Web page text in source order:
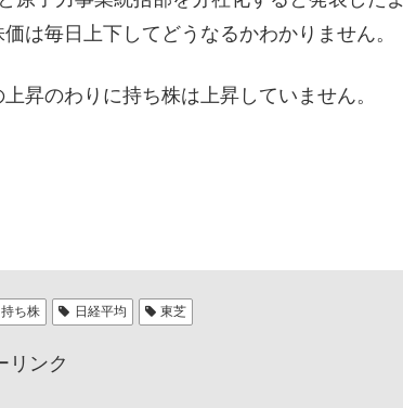
は毎日上下してどうなるかわかりません。
昇のわりに持ち株は上昇していません。
持ち株 日経平均 東芝
リンク